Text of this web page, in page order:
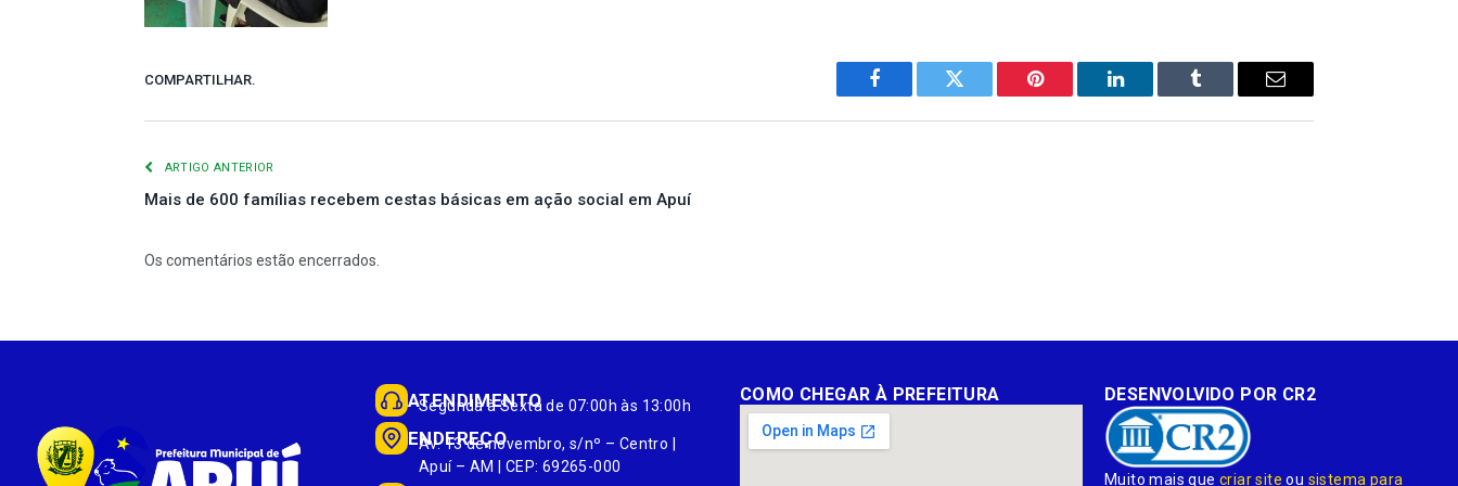
COMPARTILHAR.
Facebook Twitter Pinterest LinkedIn Tumblr
E-
ARTIGO ANTERIOR
Mais de 600 famílias recebem cestas básicas em ação social em Apuí
Os comentários estão encerrados.
ATENDIMENTO
Segunda à Sexta de 07:00h às 13:00h
ENDEREÇO
Av. 13 de novembro, s/nº – Centro |
Apuí – AM | CEP: 69265-000
COMO CHEGAR À PREFEITURA DESENVOLVIDO POR CR2
Muito mais quecriar site ou sistema para